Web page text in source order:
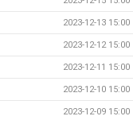
2023-12-13 15:00
2023-12-12 15:00
2023-12-11 15:00
2023-12-10 15:00
2023-12-09 15:00